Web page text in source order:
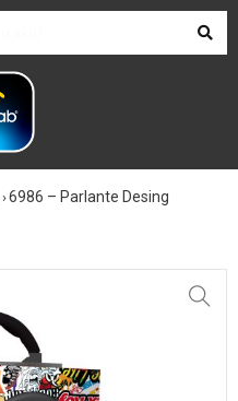
›6986 – Parlante Desing